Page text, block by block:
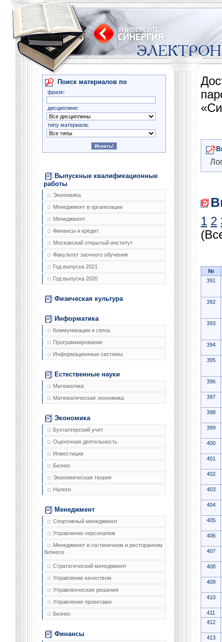
Поиск материалов по
фразе:
дисциплине:
типу материала:
Выпускные квалификационные
работы
Экономика
Менеджмент в организации
Менеджмент
Финансы и кредит
Московский открытый институт
Факультет заочного обучения
Год выпуска 2021
Год выпуска 2020
Физическая культура
Информатика
Коммуникации и связь
Программирование
Информационные системы
Естественные науки
Математика
Математическая экономика
Экономика
Бухгалтерский учет
Оценочная деятельность
Инвестиции
Бизнес
Экономическая теория
Налоги
Менеджмент
Спортивный менеджмент
Управление персоналом
Менеджмент в гостиничном и ресторанном
бизнесе
Стратегический менеджмент
Управление качеством
Управленческие решения
Управление проектами
Бизнес
Финансы
1 2
№
391
392
393
394
395
396
397
398
399
400
401
402
403
404
405
406
407
408
409
410
411
412
413